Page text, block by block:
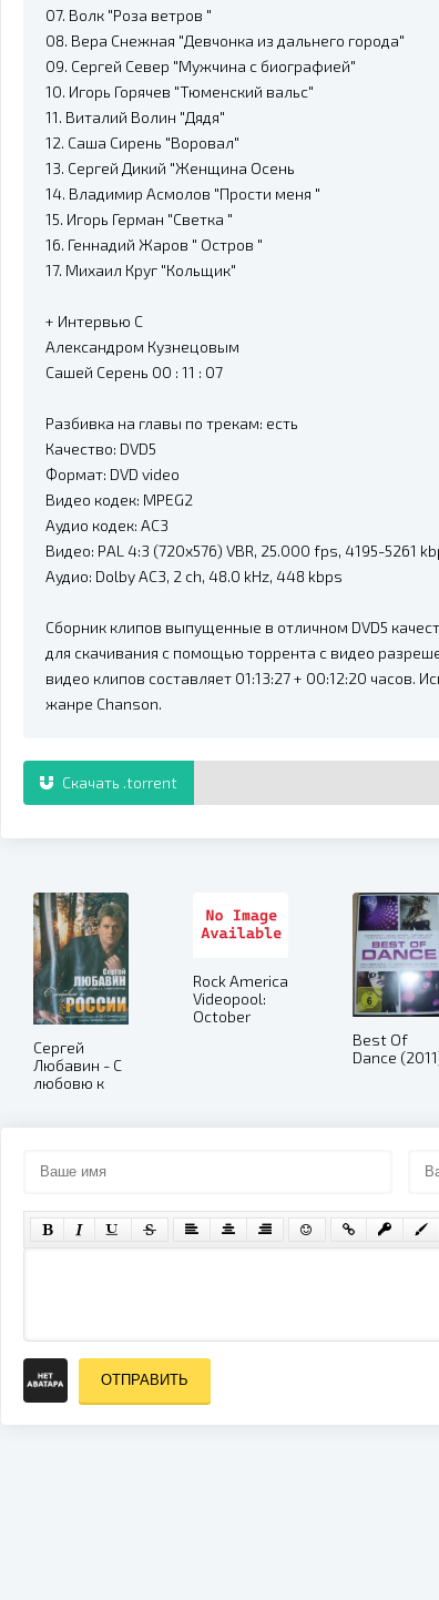
07. Волк "Роза ветров "
08. Вера Снежная "Девчонка из дальнего города"
09. Сергей Север "Мужчина с биографией"
10. Игорь Горячев "Тюменский вальс"
11. Виталий Волин "Дядя"
12. Саша Сирень "Воровал"
13. Сергей Дикий "Женщина Осень
14. Владимир Асмолов "Прости меня "
15. Игорь Герман "Светка "
16. Геннадий Жаров " Остров "
17. Михаил Круг "Кольщик"
+ Интервью С
Александром Кузнецовым
Сашей Серень 00 : 11 : 07
Разбивка на главы по трекам: есть
Качество: DVD5
Формат: DVD video
Видео кодек: MPEG2
Аудио кодек: AC3
Видео: PAL 4:3 (720x576) VBR, 25.000 fps, 4195-5261
Аудио: Dolby AC3, 2 ch, 48.0 kHz, 448 kbps
Сборник клипов выпущенные в отличном DVD5
для скачивания с помощью торрента с видео
видео клипов составляет 01:13:27 + 00:12:20 часов.
жанре Chanson.
Скачать .torrent
Сергей
Любавин - С
любовю к
Rock America
Videopool:
October
Best Of
Dance
ОТПРАВИТЬ